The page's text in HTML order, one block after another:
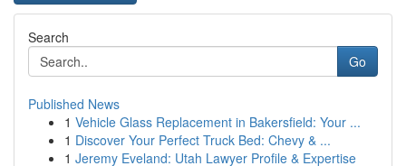
Search
Go
Published News
1 Vehicle Glass Replacement in Bakersfield: Your ...
1 Discover Your Perfect Truck Bed: Chevy & ...
1 Jeremy Eveland: Utah Lawyer Profile & Expertise